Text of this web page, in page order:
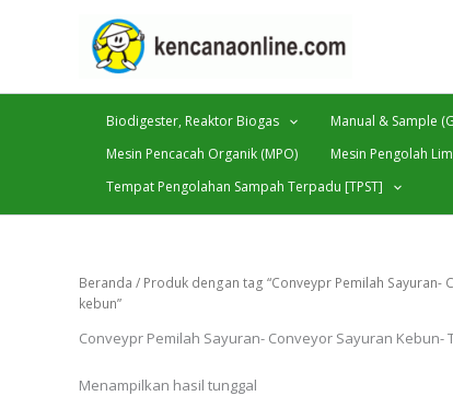
Biodigester, Reaktor Biogas Manual & Sample
Mesin Pencacah Organik (MPO)
Mesin Pengolah
Tempat Pengolahan Sampah Terpadu [TPST]
Beranda / Produk dengan tag “Conveypr Pemilah
kebun”
Conveypr Pemilah Sayuran- Conveyor Sayuran
Menampilkan hasil tunggal